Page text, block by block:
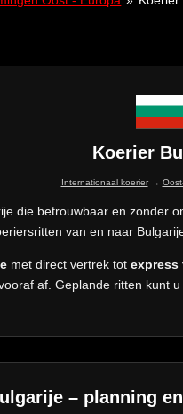
Koerier
Internationaal koerier→
die betrouwbaar en zonder
van en naar
met direct vertrek tot express
af. Geplande ritten kunt
– planning